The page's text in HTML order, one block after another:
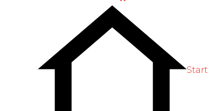
Start
Pharmazie
Bitte bewerten